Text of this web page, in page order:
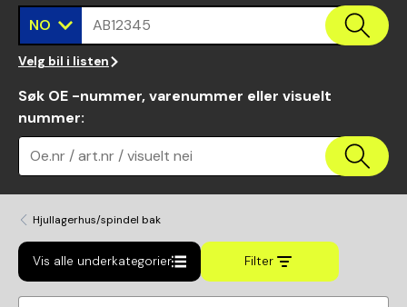
NO AB12345
Velg bil i listen
Søk OE -nummer, varenummer eller visuelt
nummer:
Oe.nr / art.nr / visuelt nei
Hjullagerhus/spindel bak
Vis alle underkategorier Filter